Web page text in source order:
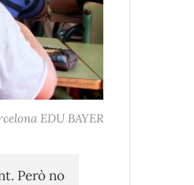
EDU BAYER
Però no